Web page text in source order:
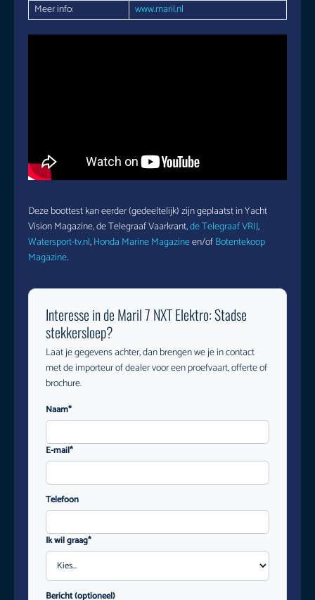
Meer info:
www.maril.nl
Deze boottest kan eerder (gedeeltelijk) zijn geplaatst in Yacht
Vision Magazine, de Telegraaf Vaarkrant,de Telegraaf VRIJ,
Watersport-tv.nl,Honda Marine Magazineen/ofBotentekoop
Magazine.
Interesse in de Maril 7 NXT Elektro: Stadse
stekkersloep?
Laat je gegevens achter, dan brengen we je in contact
met de importeur of dealer voor een proefvaart, offerte of
brochure.
Naam*
E-mail*
Telefoon
Ik wil graag*
Bericht (optioneel)